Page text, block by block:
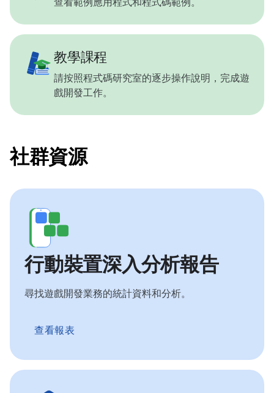
教學課程
請按照程式碼研究室的逐步操作說明，完成遊
戲開發工作。
社群資源
行動裝置深入分析報告
尋找遊戲開發業務的統計資料和分析。
查看報表